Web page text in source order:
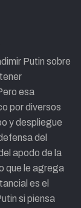
Putin sobre
esa
por diversos
y despliegue
del
apodo de la
que le agrega
es el
si piensa